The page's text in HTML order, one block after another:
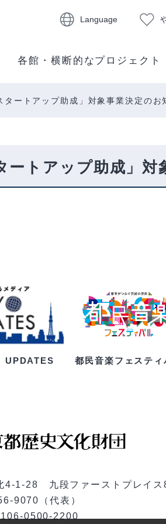
Language
各館・横断的なプロジェクト
ートアップ助成」対象事業決定のお
トアップ助成」対
UPDATES 都民音楽フェスティ
4-1-28 九段ファーストプレイス
9070（代表）
0500-2200